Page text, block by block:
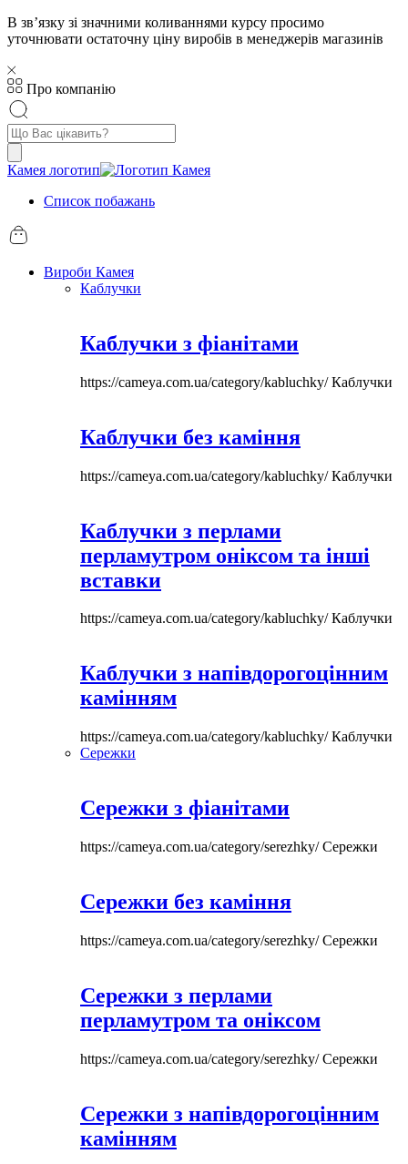
В звʼязку зі значними коливаннями курсу просимо
уточнювати остаточну ціну виробів в менеджерів магазинів
Про компанію
Пошук
товарів
Камея логотип
Список побажань
Вироби Камея
Каблучки
Каблучки з фіанітами
https://cameya.com.ua/category/kabluchky/Каблучки
Каблучки без каміння
https://cameya.com.ua/category/kabluchky/Каблучки
Каблучки з перлами
перламутром оніксом та інші
вставки
https://cameya.com.ua/category/kabluchky/Каблучки
Каблучки з напівдорогоцінним
камінням
https://cameya.com.ua/category/kabluchky/Каблучки
Сережки
Сережки з фіанітами
https://cameya.com.ua/category/serezhky/Сережки
Сережки без каміння
https://cameya.com.ua/category/serezhky/Сережки
Сережки з перлами
перламутром та оніксом
https://cameya.com.ua/category/serezhky/Сережки
Сережки з напівдорогоцінним
камінням